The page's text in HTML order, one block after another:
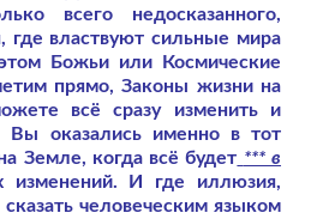
всего недосказанного,
где властвуют сильные мира
Божьи или Космические
прямо, Законы жизни на
всё сразу изменить и
Вы оказались именно в тот
Земле, когда всё будет *** в
изменений. И где иллюзия,
человеческим языком